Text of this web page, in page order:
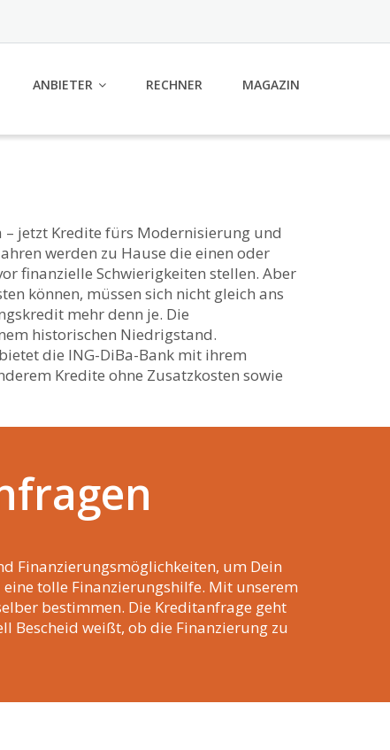
ANBIETER RECHNER MAGAZIN
jetzt Kredite fürs Modernisierung und
werden zu Hause die einen oder
finanzielle Schwierigkeiten stellen. Aber
können, müssen sich nicht gleich ans
mehr denn je. Die
historischen Niedrigstand.
die ING-DiBa-Bank mit ihrem
Kredite ohne Zusatzkosten sowie
Finanzierungsmöglichkeiten, um Dein
tolle Finanzierungshilfe. Mit unserem
bestimmen. Die Kreditanfrage geht
Bescheid weißt, ob die Finanzierung zu